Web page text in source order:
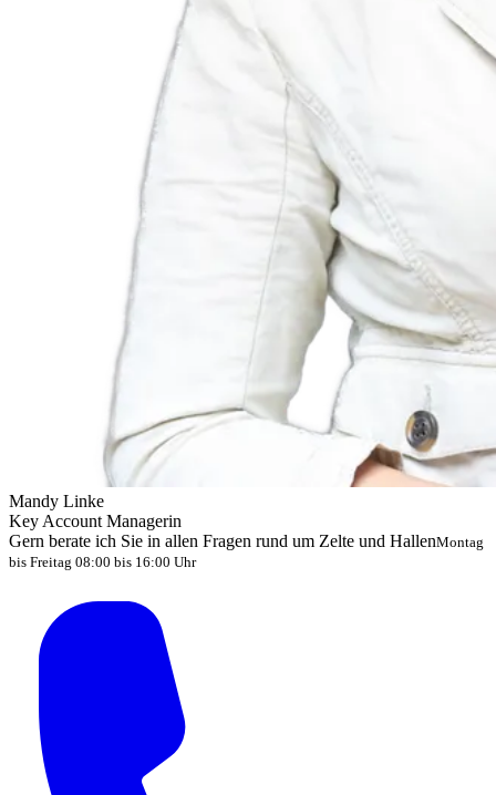
Mandy Linke
Key Account Managerin
Gern berate ich Sie in allen Fragen rund um Zelte und HallenMontag
bis Freitag 08:00 bis 16:00 Uhr